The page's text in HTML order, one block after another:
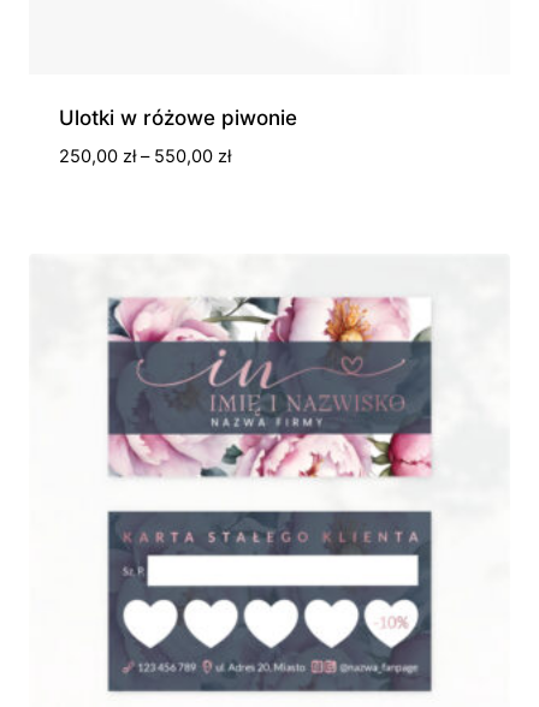
Ulotki w różowe piwonie
250,00 zł – 550,00 złZakres
550,00 zł